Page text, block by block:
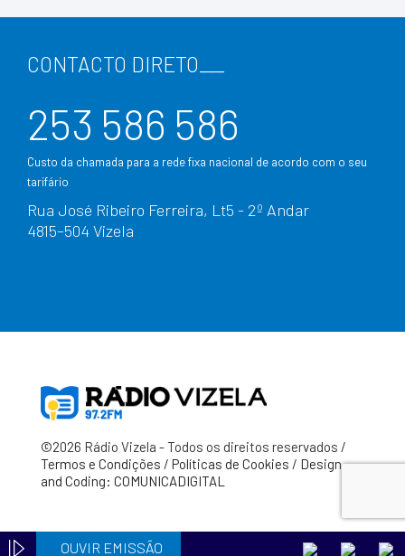
CONTACTO DIRETO
253 586 586
Custo da chamada para a rede fixa nacional de acordo com o seu
tarifário
Rua José Ribeiro Ferreira, Lt5 - 2º Andar
4815–504 Vizela
©2026 Rádio Vizela - Todos os direitos reservados /
Termos e Condições / Políticas de Cookies / Design
and Coding: COMUNICADIGITAL
OUVIR EMISSÃO